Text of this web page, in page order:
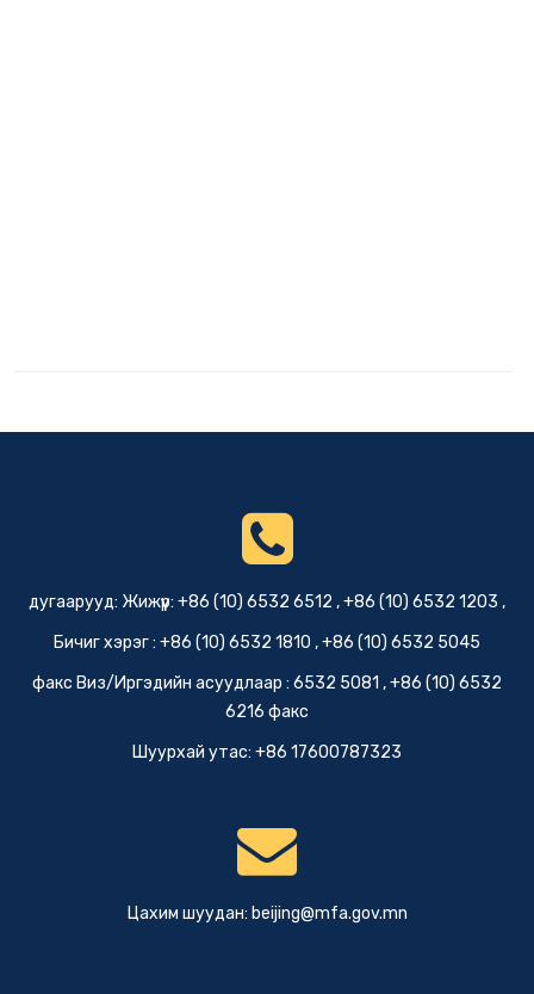
дугаарууд: Жижүүр: +86 (10) 6532 6512 , +86 (10) 6532 1203 ,
Бичиг хэрэг : +86 (10) 6532 1810 , +86 (10) 6532 5045
факс Виз/Иргэдийн асуудлаар : 6532 5081 , +86 (10) 6532
6216 факс
Шуурхай утас: +86 17600787323
Цахим шуудан: beijing@mfa.gov.mn